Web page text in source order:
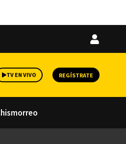
Iniciar
TV EN VIVO REGÍSTRATE